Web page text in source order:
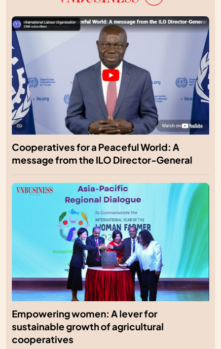
Cooperatives for a Peaceful World: A
message from the ILO Director-General
Empowering women: A lever for
sustainable growth of agricultural
cooperatives